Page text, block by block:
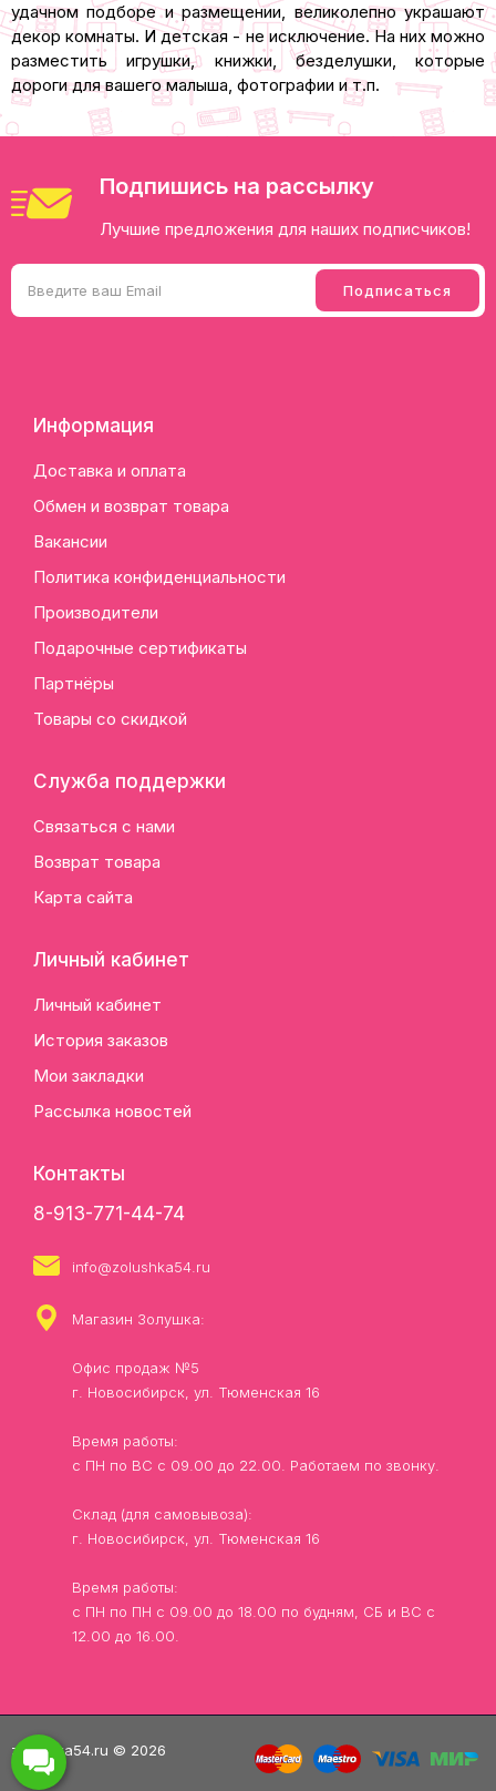
удачном подборе и размещении, великолепно украшают
декор комнаты. И детская - не исключение. На них можно
разместить игрушки, книжки, безделушки, которые
дороги для вашего малыша, фотографии и т.п.
Подпишись на рассылку
Лучшие предложения для наших подписчиков!
Информация
Доставка и оплата
Обмен и возврат товара
Вакансии
Политика конфиденциальности
Производители
Подарочные сертификаты
Партнёры
Товары со скидкой
Служба поддержки
Связаться с нами
Возврат товара
Карта сайта
Личный кабинет
Личный кабинет
История заказов
Мои закладки
Рассылка новостей
Контакты
8-913-771-44-74
info@zolushka54.ru
Магазин Золушка:
Офис продаж №5
г. Новосибирск, ул. Тюменская 16
Время работы:
с ПН по ВС с 09.00 до 22.00. Работаем по звонку.
Склад (для самовывоза):
г. Новосибирск, ул. Тюменская 16
Время работы:
с ПН по ПН с 09.00 до 18.00 по будням, СБ и ВС с
12.00 до 16.00.
zolushka54.ru © 2026